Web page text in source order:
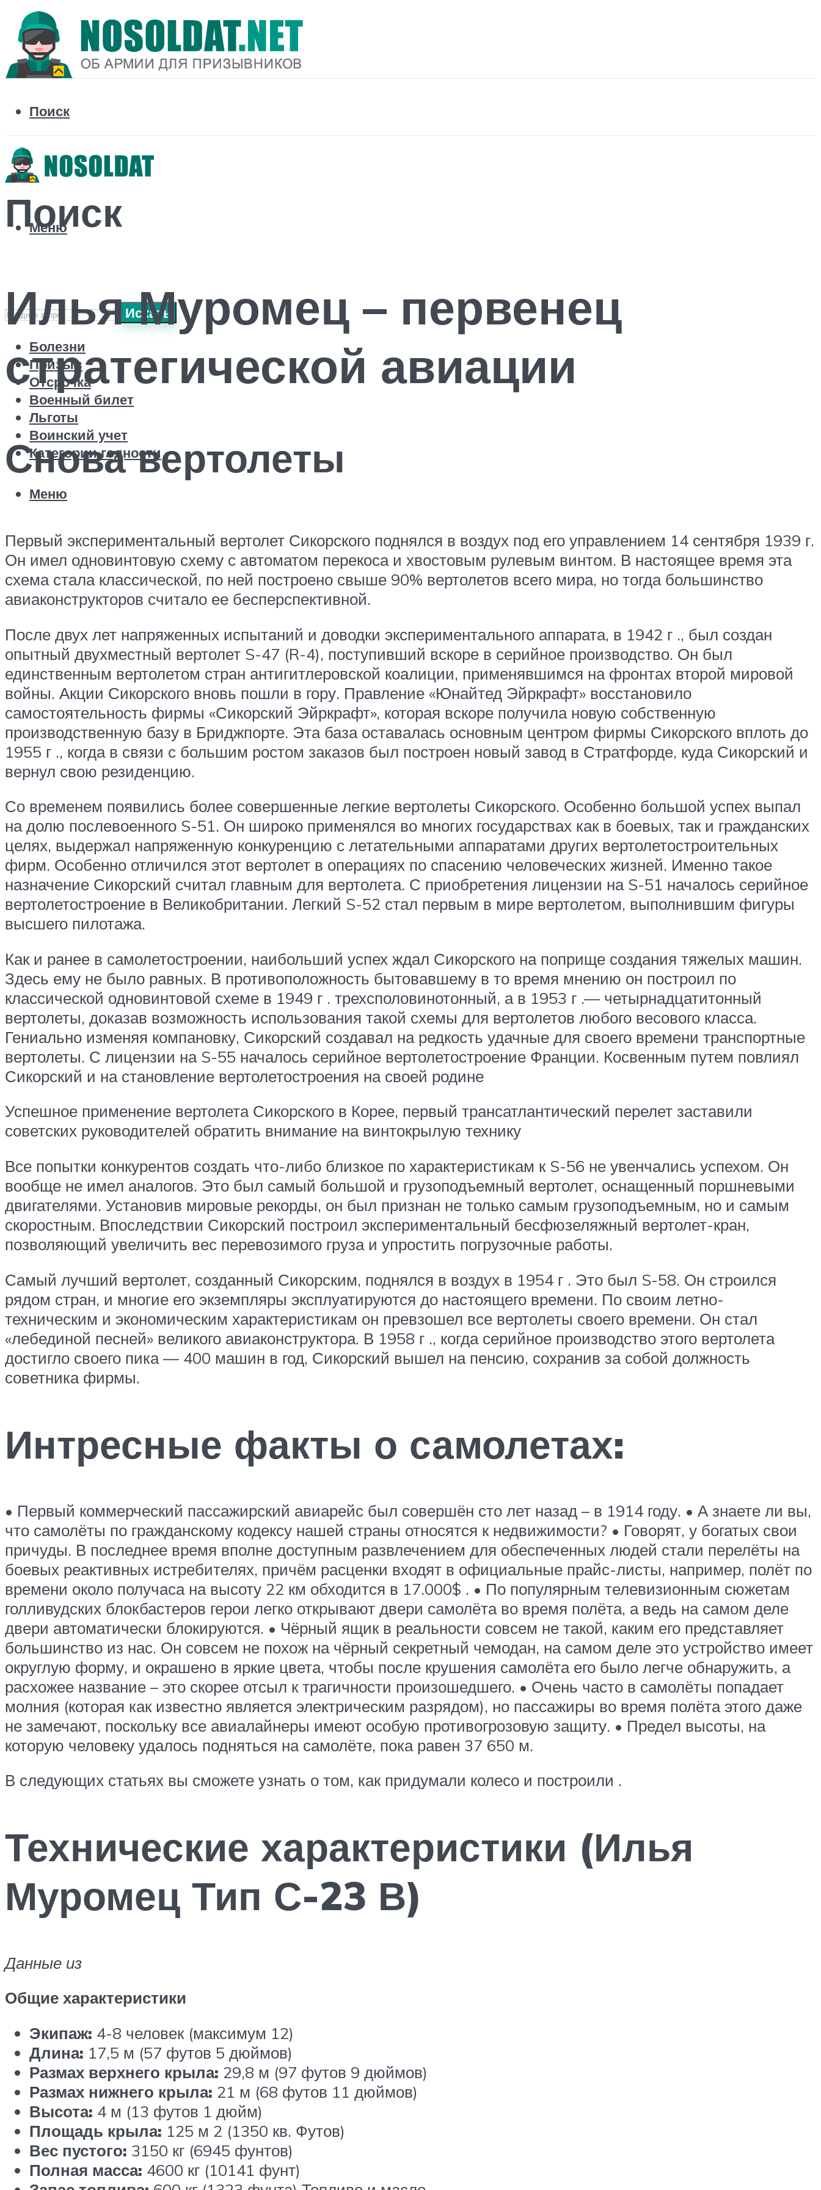
Поиск
Поиск
Искать
Болезни
Призыв
Отсрочка
Военный билет
Льготы
Воинский учет
Категории годности
Меню
Меню
Илья Муромец – первенец
стратегической авиации
Снова вертолеты
Первый экспериментальный вертолет Сикорского поднялся в воздух под его управлением 14 сентября 1939 г.
Он имел одновинтовую схему с автоматом перекоса и хвостовым рулевым винтом. В настоящее время эта
схема стала классической, по ней построено свыше 90% вертолетов всего мира, но тогда большинство
авиаконструкторов считало ее бесперспективной.
После двух лет напряженных испытаний и доводки экспериментального аппарата, в 1942 г ., был создан
опытный двухместный вертолет S-47 (R-4), поступивший вскоре в серийное производство. Он был
единственным вертолетом стран антигитлеровской коалиции, применявшимся на фронтах второй мировой
войны. Акции Сикорского вновь пошли в гору. Правление «Юнайтед Эйркрафт» восстановило
самостоятельность фирмы «Сикорский Эйркрафт», которая вскоре получила новую собственную
производственную базу в Бриджпорте. Эта база оставалась основным центром фирмы Сикорского вплоть до
1955 г ., когда в связи с большим ростом заказов был построен новый завод в Стратфорде, куда Сикорский и
вернул свою резиденцию.
Со временем появились более совершенные легкие вертолеты Сикорского. Особенно большой успех выпал
на долю послевоенного S-51. Он широко применялся во многих государствах как в боевых, так и гражданских
целях, выдержал напряженную конкуренцию с летательными аппаратами других вертолетостроительных
фирм. Особенно отличился этот вертолет в операциях по спасению человеческих жизней. Именно такое
назначение Сикорский считал главным для вертолета. С приобретения лицензии на S-51 началось серийное
вертолетостроение в Великобритании. Легкий S-52 стал первым в мире вертолетом, выполнившим фигуры
высшего пилотажа.
Как и ранее в самолетостроении, наибольший успех ждал Сикорского на поприще создания тяжелых машин.
Здесь ему не было равных. В противоположность бытовавшему в то время мнению он построил по
классической одновинтовой схеме в 1949 г . трехсполовинотонный, а в 1953 г .— четырнадцатитонный
вертолеты, доказав возможность использования такой схемы для вертолетов любого весового класса.
Гениально изменяя компановку, Сикорский создавал на редкость удачные для своего времени транспортные
вертолеты. С лицензии на S-55 началось серийное вертолетостроение Франции. Косвенным путем повлиял
Сикорский и на становление вертолетостроения на своей родине
Успешное применение вертолета Сикорского в Корее, первый трансатлантический перелет заставили
советских руководителей обратить внимание на винтокрылую технику
Все попытки конкурентов создать что-либо близкое по характеристикам к S-56 не увенчались успехом. Он
вообще не имел аналогов. Это был самый большой и грузоподъемный вертолет, оснащенный поршневыми
двигателями. Установив мировые рекорды, он был признан не только самым грузоподъемным, но и самым
скоростным. Впоследствии Сикорский построил экспериментальный бесфюзеляжный вертолет-кран,
позволяющий увеличить вес перевозимого груза и упростить погрузочные работы.
Самый лучший вертолет, созданный Сикорским, поднялся в воздух в 1954 г . Это был S-58. Он строился
рядом стран, и многие его экземпляры эксплуатируются до настоящего времени. По своим летно-
техническим и экономическим характеристикам он превзошел все вертолеты своего времени. Он стал
«лебединой песней» великого авиаконструктора. В 1958 г ., когда серийное производство этого вертолета
достигло своего пика — 400 машин в год, Сикорский вышел на пенсию, сохранив за собой должность
советника фирмы.
Интресные факты о самолетах:
• Первый коммерческий пассажирский авиарейс был совершён сто лет назад – в 1914 году. • А знаете ли вы,
что самолёты по гражданскому кодексу нашей страны относятся к недвижимости? • Говорят, у богатых свои
причуды. В последнее время вполне доступным развлечением для обеспеченных людей стали перелёты на
боевых реактивных истребителях, причём расценки входят в официальные прайс-листы, например, полёт по
времени около получаса на высоту 22 км обходится в 17.000$ . • По популярным телевизионным сюжетам
голливудских блокбастеров герои легко открывают двери самолёта во время полёта, а ведь на самом деле
двери автоматически блокируются. • Чёрный ящик в реальности совсем не такой, каким его представляет
большинство из нас. Он совсем не похож на чёрный секретный чемодан, на самом деле это устройство имеет
округлую форму, и окрашено в яркие цвета, чтобы после крушения самолёта его было легче обнаружить, а
расхожее название – это скорее отсыл к трагичности произошедшего. • Очень часто в самолёты попадает
молния (которая как известно является электрическим разрядом), но пассажиры во время полёта этого даже
не замечают, поскольку все авиалайнеры имеют особую противогрозовую защиту. • Предел высоты, на
которую человеку удалось подняться на самолёте, пока равен 37 650 м.
В следующих статьях вы сможете узнать о том, как придумали колесо и построили .
Технические характеристики (Илья
Муромец Тип С-23 В)
Данные из
Общие характеристики
Экипаж: 4-8 человек (максимум 12)
Длина: 17,5 м (57 футов 5 дюймов)
Размах верхнего крыла: 29,8 м (97 футов 9 дюймов)
Размах нижнего крыла: 21 м (68 футов 11 дюймов)
Высота: 4 м (13 футов 1 дюйм)
Площадь крыла: 125 м 2 (1350 кв. Футов)
Вес пустого: 3150 кг (6945 фунтов)
Полная масса: 4600 кг (10141 фунт)